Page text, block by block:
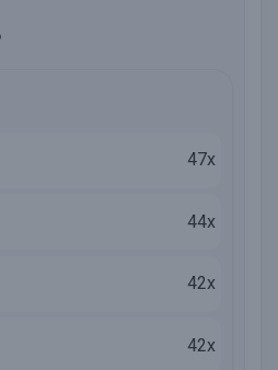
47x
44x
42x
42x